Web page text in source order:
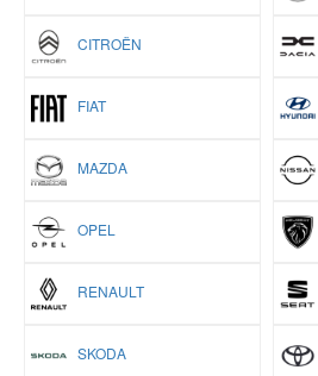
CITROËN
FIAT
MAZDA
OPEL
RENAULT
SKODA